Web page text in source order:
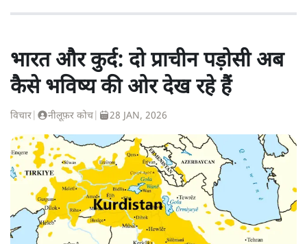
भारत और कुर्द: दो प्राचीन पड़ोसी अब
कैसे भविष्य की ओर देख रहे हैं
विचार नीलूफ़र कोच 28 JAN, 2026